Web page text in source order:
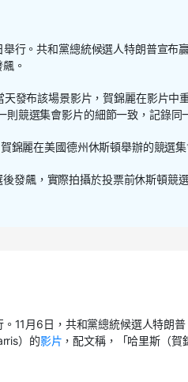
行。共和黨總統候選人特朗普宣布
。
發布該場景影片，賀錦麗在影片
競選集會影片的細節一致，記錄同
錦麗在美國德州休斯頓舉辦的競選
發飆，實際拍攝於投票前休斯頓競
11月6日，共和黨總統候選人特朗普
）的影片 ，配文稱，「哈里斯（